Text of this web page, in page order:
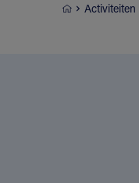
Activiteiten